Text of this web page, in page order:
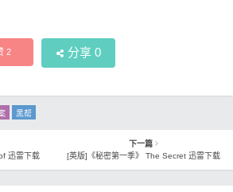
2 分享 0
黑帮
迅雷下载
下一篇
[英版]《秘密第一季》 The Secret 迅雷下载